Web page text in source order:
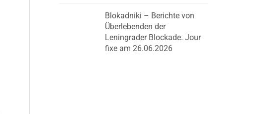
Blokadniki – Berichte von
Überlebenden der
Leningrader Blockade. Jour
fixe am 26.06.2026